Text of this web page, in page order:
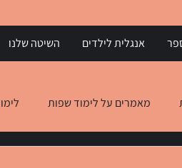
אנגלית לילדים השיטה שלנו
מאמרים על לימוד שפות
באנגלית